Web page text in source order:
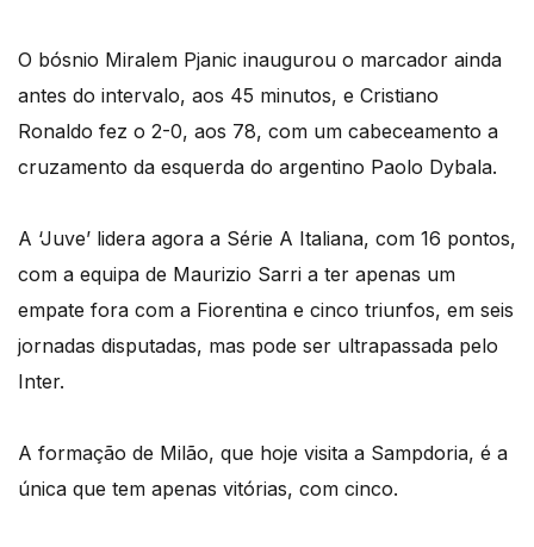
O bósnio Miralem Pjanic inaugurou o marcador ainda
antes do intervalo, aos 45 minutos, e Cristiano
Ronaldo fez o 2-0, aos 78, com um cabeceamento a
cruzamento da esquerda do argentino Paolo Dybala.
A ‘Juve’ lidera agora a Série A Italiana, com 16 pontos,
com a equipa de Maurizio Sarri a ter apenas um
empate fora com a Fiorentina e cinco triunfos, em seis
jornadas disputadas, mas pode ser ultrapassada pelo
Inter.
A formação de Milão, que hoje visita a Sampdoria, é a
única que tem apenas vitórias, com cinco.